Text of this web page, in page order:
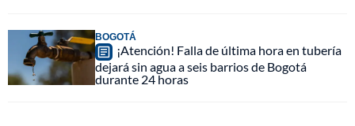
BOGOTÁ
¡Atención! Falla de última hora en tubería
dejará sin agua a seis barrios de Bogotá
durante 24 horas